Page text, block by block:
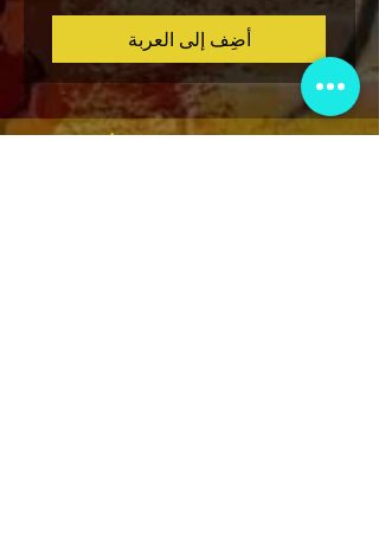
أضِف إلى العربة
نادي عضوية VIP